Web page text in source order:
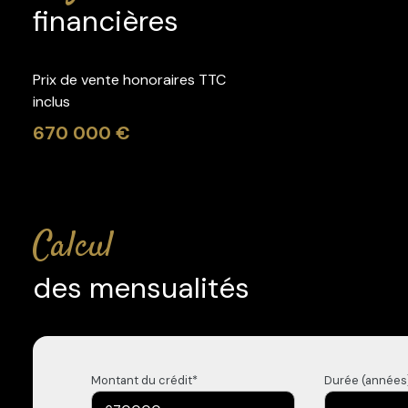
financières
Prix de vente honoraires TTC
inclus
670 000 €
calcul
des mensualités
Montant du crédit* Durée